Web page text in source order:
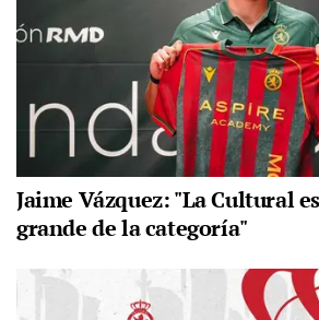
Jaime Vázquez: "La Cultural
grande de la categoría"